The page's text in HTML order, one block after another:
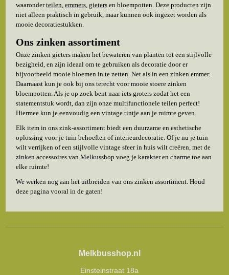
waaronderteilen ,emmers ,gieters en bloempotten. Deze producten zijn
niet alleen praktisch in gebruik, maar kunnen ook ingezet worden als
mooie decoratiestukken.
Ons zinken assortiment
Onze zinken gieters maken het bewateren van planten tot een stijlvolle
bezigheid, en zijn ideaal om te gebruiken als decoratie door er
bijvoorbeeld mooie bloemen in te zetten. Net als in een zinken emmer.
Daarnaast kun je ook bij ons terecht voor mooie stoere zinken
bloempotten. Als je op zoek bent naar iets groters zodat het een
statementstuk wordt, dan zijn onze multifunctionele teilen perfect!
Hiermee kun je eenvoudig een vintage tintje aan je ruimte geven.
Elk item in ons zink-assortiment biedt een duurzame en esthetische
oplossing voor je tuin behoeften of interieurdecoratie. Of je nu je tuin
wilt verrijken of een stijlvolle vintage sfeer in huis wilt creëren, met de
zinken accessoires van Melkusshop voeg je karakter en charme toe aan
elke ruimte!
We werken nog aan het uitbreiden van ons zinken assortiment. Houd
deze pagina vooral in de gaten!
Melkbusshop.nl
Einsteinstraat 18a